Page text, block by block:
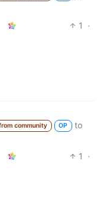
1
·
community OP
to
1
·